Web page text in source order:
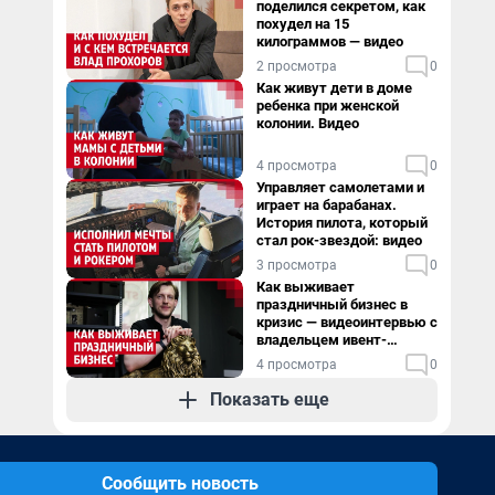
поделился секретом, как
похудел на 15
килограммов — видео
2 просмотра 0
Как живут дети в доме
ребенка при женской
колонии. Видео
4 просмотра 0
Управляет самолетами и
играет на барабанах.
История пилота, который
стал рок-звездой: видео
3 просмотра 0
Как выживает
праздничный бизнес в
кризис — видеоинтервью с
владельцем ивент-
агентства
4 просмотра 0
Показать еще
Сообщить новость